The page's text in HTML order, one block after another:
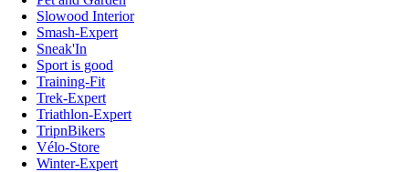
Slowood Interior
Smash-Expert
Sneak'In
Sport is good
Training-Fit
Trek-Expert
Triathlon-Expert
TripnBikers
Vélo-Store
Winter-Expert